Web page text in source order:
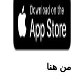
من هنا